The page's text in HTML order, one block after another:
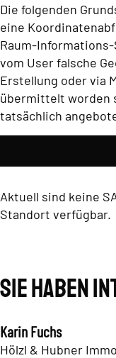
Die folgenden
eine
Raum-
vom User falsche
Erstellung oder via
übermittelt worden
tatsächlich
Aktuell sind keine
Standort verfügbar.
Sie haben
Karin Fuchs
Hölzl & Hubner